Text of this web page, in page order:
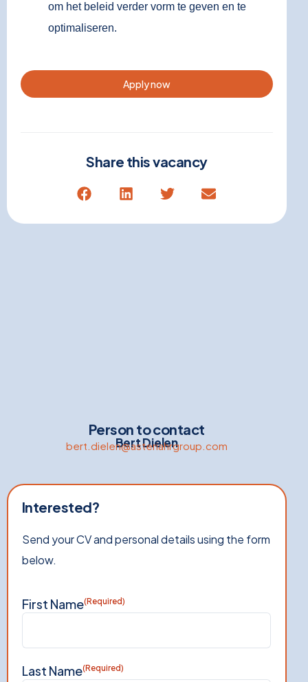
om het beleid verder vorm te geven en te
optimaliseren.
Apply now
Share this vacancy
Person to contact
Bert Dielen
bert.dielen@asteriahrgroup.com
Interested?
Send your CV and personal details using the form
below.
First Name(Required)
Last Name(Required)